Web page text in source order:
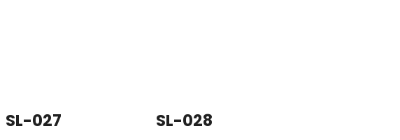
SL-027 SL-028